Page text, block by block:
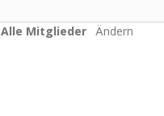
Alle Mitglieder Ändern